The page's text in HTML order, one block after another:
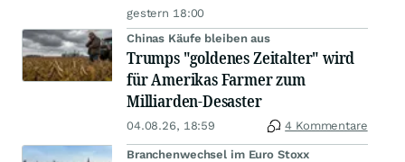
gestern 18:00
Chinas Käufe bleiben aus
Trumps "goldenes Zeitalter" wird
für Amerikas Farmer zum
Milliarden-Desaster
04.08.26, 18:59 4 Kommentare
Branchenwechsel im Euro Stoxx